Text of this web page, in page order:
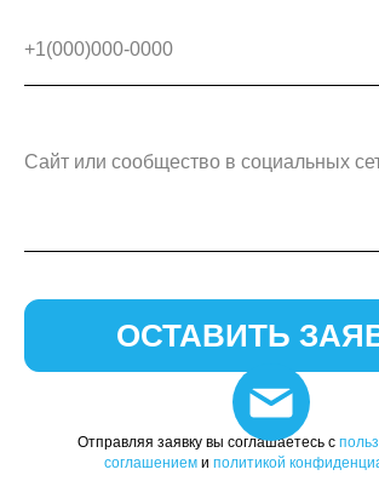
ОСТАВИТЬ
Отправляя заявку вы соглашаетесь с
соглашениеми политикой